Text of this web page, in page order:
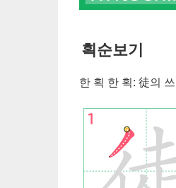
획순보기
한 획 한 획: 徒의